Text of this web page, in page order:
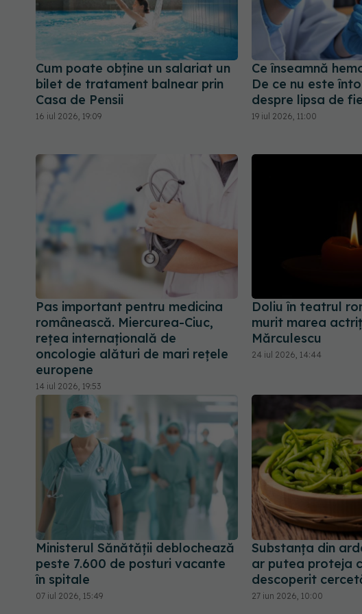
Cum poate obține un salariat un
bilet de tratament balnear prin
Casa de Pensii
16 iul 2026, 19:09
Ce înseamnă
De ce nu este
despre lipsa de
19 iul 2026, 11:00
Pas important pentru medicina
românească. Miercurea-Ciuc,
rețea internațională de
oncologie alături de mari rețele
europene
14 iul 2026, 19:53
Doliu în teatrul
murit marea
Mărculescu
24 iul 2026, 14:44
Ministerul Sănătății deblochează
peste 7.600 de posturi vacante
în spitale
07 iul 2026, 15:49
Substanța din
ar putea proteja
descoperit
27 iun 2026, 10:00